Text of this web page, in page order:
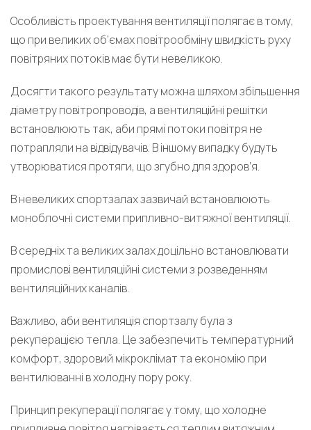
Особливість проектування вентиляції полягає в тому,
що при великих об’ємах повітрообміну швидкість руху
повітряних потоків має бути невеликою.
Досягти такого результату можна шляхом збільшення
діаметру повітропроводів, а вентиляційні решітки
встановлюють так, аби прямі потоки повітря не
потрапляли на відвідувачів. В іншому випадку будуть
утворюватися протяги, що згубно для здоров’я.
В невеликих спортзалах зазвичай встановлюють
моноблочні системи припливно-витяжної вентиляції.
В середніх та великих залах доцільно встановлювати
промислові вентиляційні системи з розведенням
вентиляційних каналів.
Важливо, аби вентиляція спортзалу була з
рекуперацією тепла. Це забезпечить температурний
комфорт, здоровий мікроклімат та економію при
вентилюванні в холодну пору року.
Принцип рекуперації полягає у тому, що холодне